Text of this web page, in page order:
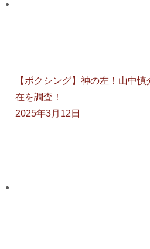
【ボクシング】神の左！山中
在を調査！
2025年3月12日